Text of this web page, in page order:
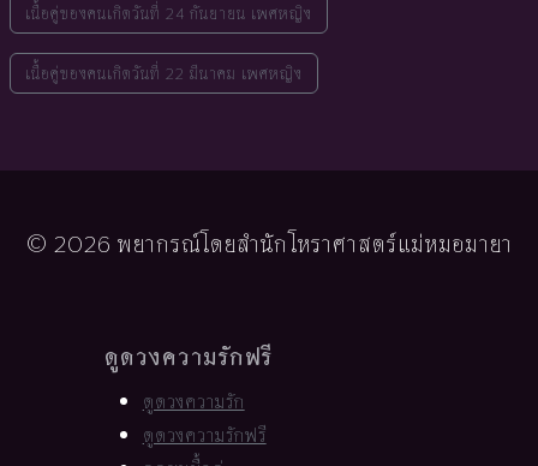
เนื้อคู่ของคนเกิดวันที่ 24 กันยายน เพศหญิง
เนื้อคู่ของคนเกิดวันที่ 22 มีนาคม เพศหญิง
© 2026 พยากรณ์โดยสำนักโหราศาสตร์แม่หมอมายา
ดูดวงความรักฟรี
ดูดวงความรัก
ดูดวงความรักฟรี